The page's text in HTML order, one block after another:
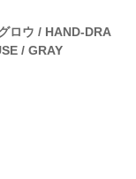
ロウ / HAND-DRA
/ GRAY